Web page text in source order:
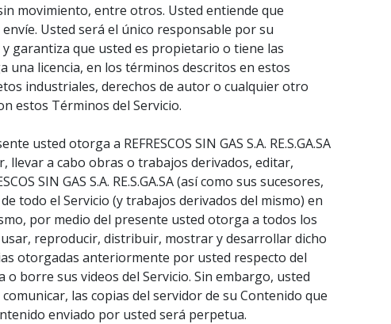
movimiento, entre otros. Usted entiende que
envíe. Usted será el único responsable por su
garantiza que usted es propietario o tiene las
una licencia, en los términos descritos en estos
industriales, derechos de autor o cualquier otro
estos Términos del Servicio.
usted otorga a REFRESCOS SIN GAS S.A. RE.S.GA.SA
a cabo obras o trabajos derivados, editar,
SIN GAS S.A. RE.S.GA.SA (así como sus sucesores,
todo el Servicio (y trabajos derivados del mismo) en
por medio del presente usted otorga a todos los
reproducir, distribuir, mostrar y desarrollar dicho
otorgadas anteriormente por usted respecto del
borre sus videos del Servicio. Sin embargo, usted
comunicar, las copias del servidor de su Contenido que
enviado por usted será perpetua.